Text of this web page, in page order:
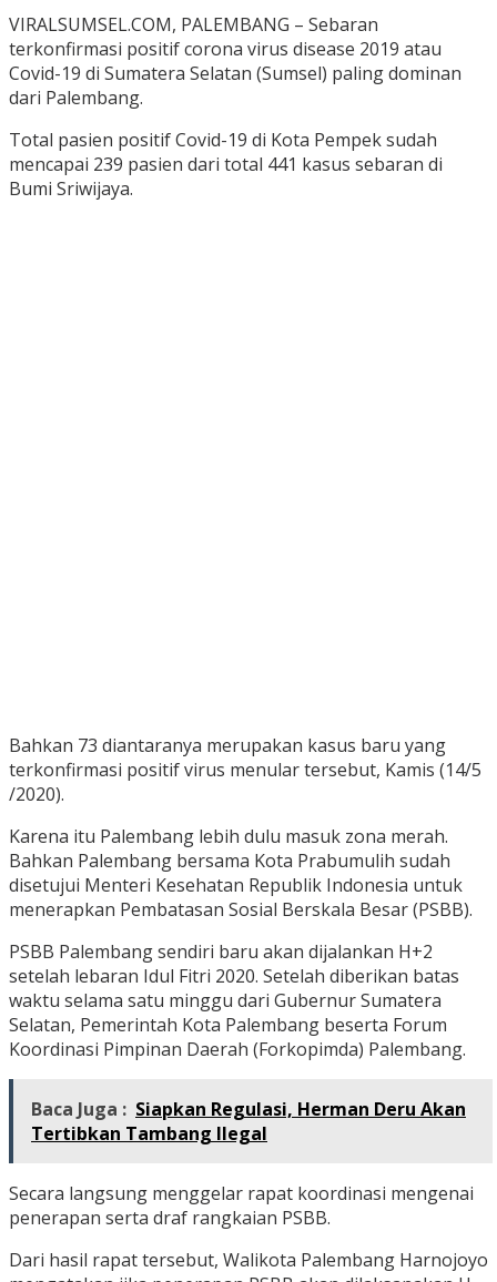
VIRALSUMSEL.COM, PALEMBANG – Sebaran
terkonfirmasi positif corona virus disease 2019 atau
Covid-19 di Sumatera Selatan (Sumsel) paling dominan
dari Palembang.
Total pasien positif Covid-19 di Kota Pempek sudah
mencapai 239 pasien dari total 441 kasus sebaran di
Bumi Sriwijaya.
Bahkan 73 diantaranya merupakan kasus baru yang
terkonfirmasi positif virus menular tersebut, Kamis (14/5
/2020).
Karena itu Palembang lebih dulu masuk zona merah.
Bahkan Palembang bersama Kota Prabumulih sudah
disetujui Menteri Kesehatan Republik Indonesia untuk
menerapkan Pembatasan Sosial Berskala Besar (PSBB).
PSBB Palembang sendiri baru akan dijalankan H+2
setelah lebaran Idul Fitri 2020. Setelah diberikan batas
waktu selama satu minggu dari Gubernur Sumatera
Selatan, Pemerintah Kota Palembang beserta Forum
Koordinasi Pimpinan Daerah (Forkopimda) Palembang.
Baca Juga : Siapkan Regulasi, Herman Deru Akan
Tertibkan Tambang Ilegal
Secara langsung menggelar rapat koordinasi mengenai
penerapan serta draf rangkaian PSBB.
Dari hasil rapat tersebut, Walikota Palembang Harnojoyo